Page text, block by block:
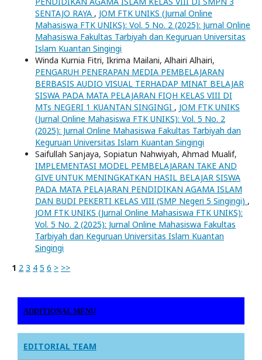
SENTAJO RAYA , JOM FTK UNIKS (Jurnal Online
Mahasiswa FTK UNIKS): Vol. 5 No. 2 (2025): Jurnal Online
Mahasiswa Fakultas Tarbiyah dan Keguruan Universitas
Islam Kuantan Singingi
Winda Kurnia Fitri, Ikrima Mailani, Alhairi Alhairi,
PENGARUH PENERAPAN MEDIA PEMBELAJARAN
BERBASIS AUDIO VISUAL TERHADAP MINAT BELAJAR
SISWA PADA MATA PELAJARAN FIQH KELAS VIII DI
MTs NEGERI 1 KUANTAN SINGINGI , JOM FTK UNIKS
(Jurnal Online Mahasiswa FTK UNIKS): Vol. 5 No. 2
(2025): Jurnal Online Mahasiswa Fakultas Tarbiyah dan
Keguruan Universitas Islam Kuantan Singingi
Saifullah Sanjaya, Sopiatun Nahwiyah, Ahmad Mualif,
IMPLEMENTASI MODEL PEMBELAJARAN TAKE AND
GIVE UNTUK MENINGKATKAN HASIL BELAJAR SISWA
PADA MATA PELAJARAN PENDIDIKAN AGAMA ISLAM
DAN BUDI PEKERTI KELAS VIII (SMP Negeri 5 Singingi) ,
JOM FTK UNIKS (Jurnal Online Mahasiswa FTK UNIKS):
Vol. 5 No. 2 (2025): Jurnal Online Mahasiswa Fakultas
Tarbiyah dan Keguruan Universitas Islam Kuantan
Singingi
1 2 3 4 5 6 > >>
ADDITIONAL MENU
EDITORIAL TEAM